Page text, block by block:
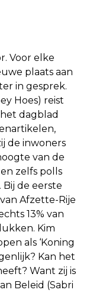
Voor elke
plaats aan
in gesprek.
Hoes) reist
dagblad
de inwoners
van de
zelfs polls
de eerste
Afzette-Rije
13% van
Kim
als ‘Koning
Kan het
Want zij is
Beleid (Sabri